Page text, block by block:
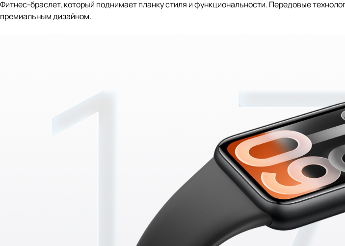
Фитнес-браслет, который поднимает планку стиля и функциональности. Передовые
премиальным дизайном.